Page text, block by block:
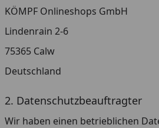
KÖMPF Onlineshops GmbH
Lindenrain 2-6
75365 Calw
Deutschland
2. Datenschutzbeauftragter
Wir haben einen betrieblichen